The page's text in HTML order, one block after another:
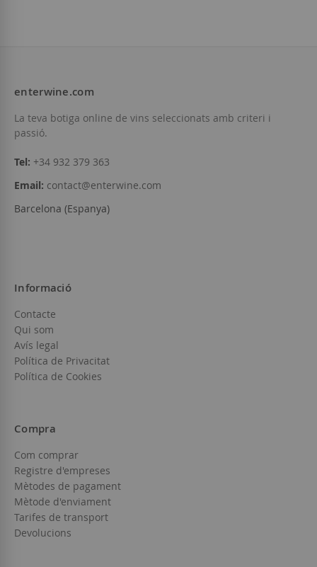
Afegir a la llista de desitjos
Esgotat Afegir a la llista
enterwine.com
La teva botiga online de vins seleccionats amb criteri i
passió.
Tel: +34 932 379 363
Email: contact@enterwine.com
Barcelona (Espanya)
Informació
Contacte
Qui som
Avís legal
Política de Privacitat
Política de Cookies
Compra
Com comprar
Registre d'empreses
Mètodes de pagament
Mètode d'enviament
Tarifes de transport
Devolucions